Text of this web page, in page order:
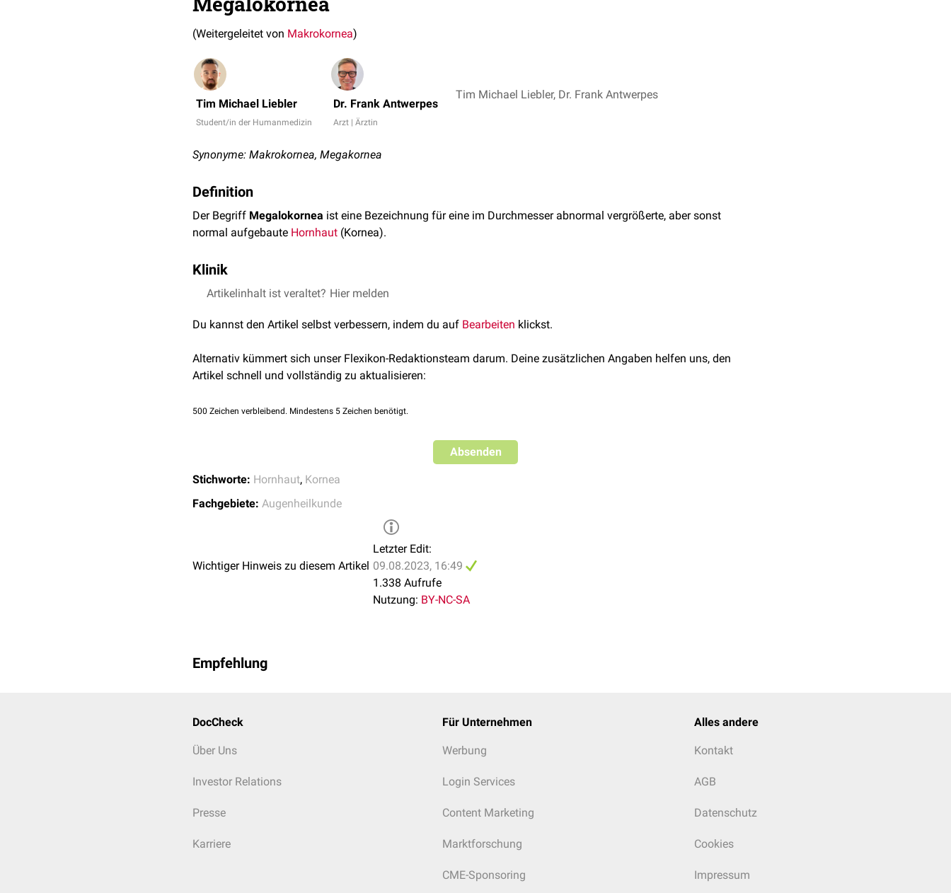
(Weitergeleitet von Makrokornea)
Tim Michael Liebler
Student/in der Humanmedizin
Dr. Frank Antwerpes
Arzt | Ärztin
Tim Michael Liebler, Dr. Frank Antwerpes
Synonyme: Makrokornea, Megakornea
Definition
Der Begriff Megalokornea ist eine Bezeichnung für eine im Durchmesser abnormal vergrößerte, aber sonst
normal aufgebaute Hornhaut (Kornea).
Klinik
Die Megalokornea tritt häufig im Rahmen eines
Artikelinhalt ist veraltet? Hier melden
Du kannst den Artikel selbst verbessern, indem du auf Bearbeiten klickst.
Alternativ kümmert sich unser Flexikon-Redaktionsteam darum. Deine zusätzlichen Angaben helfen uns, den
Artikel schnell und vollständig zu aktualisieren:
500 Zeichen verbleibend. Mindestens 5 Zeichen benötigt.
Absenden
Stichworte: Hornhaut, Kornea
Fachgebiete: Augenheilkunde
Wichtiger Hinweis zu diesem Artikel
Letzter Edit:
09.08.2023, 16:49
1.338 Aufrufe
Nutzung: BY-NC-SA
Empfehlung
DocCheck
Über Uns
Investor Relations
Presse
Karriere
Für Unternehmen
Werbung
Login Services
Content Marketing
Marktforschung
CME-Sponsoring
Alles andere
Kontakt
AGB
Datenschutz
Cookies
Impressum